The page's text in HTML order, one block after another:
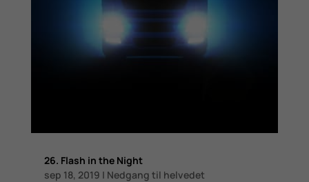
26. Flash in the Night
sep 18, 2019 | Nedgang til helvedet